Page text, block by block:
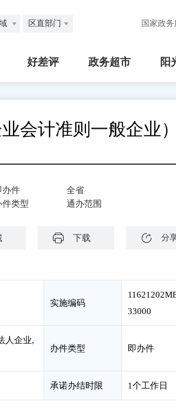
区直部门 国家政
好差评 政务超市 阳
会计准则一般企业）
办件
件类型
全省
通办范围
下载 分
实施编码
33000
人企业,
办件类型 即办件
承诺办结时限 1个工作日